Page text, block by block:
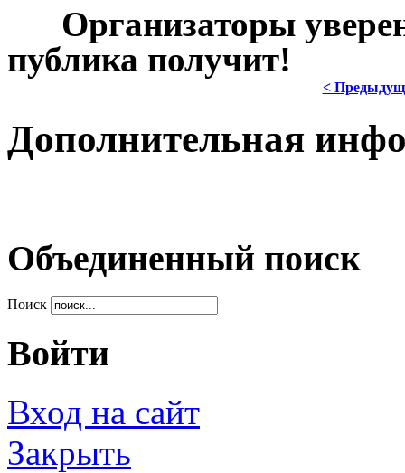
Организаторы
публика получит!
<
Дополнительная
Объединенный поиск
Поиск
Войти
Вход на сайт
Закрыть